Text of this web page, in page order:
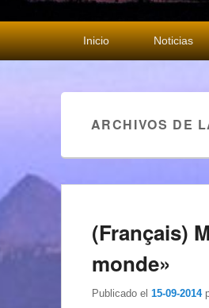
Menú
principal
Inicio Noticias
ARCHIVOS DE
(Français)
monde»
Publicado el 15-09-2014